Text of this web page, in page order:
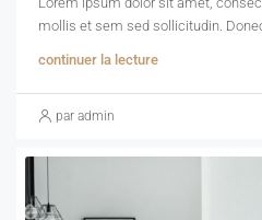
mollis et sem sed sollicitudin.
continuer la lecture
par admin